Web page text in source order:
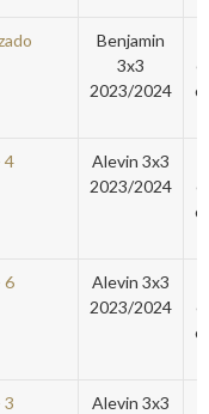
Benjamin
3x3
2023/2024
4
Alevin 3x3
2023/2024
6
Alevin 3x3
2023/2024
3
Alevin 3x3